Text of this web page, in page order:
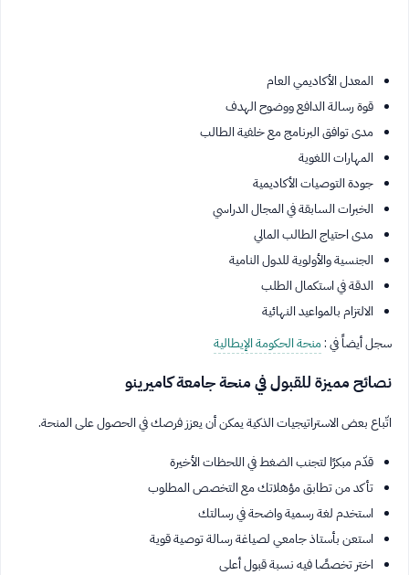
المعدل الأكاديمي العام
قوة رسالة الدافع ووضوح الهدف
مدى توافق البرنامج مع خلفية الطالب
المهارات اللغوية
جودة التوصيات الأكاديمية
الخبرات السابقة في المجال الدراسي
مدى احتياج الطالب المالي
الجنسية والأولوية للدول النامية
الدقة في استكمال الطلب
الالتزام بالمواعيد النهائية
سجل أيضاً في :منحة الحكومة الإيطالية
نصائح مميزة للقبول في منحة جامعة كاميرينو
اتّباع بعض الاستراتيجيات الذكية يمكن أن يعزز فرصك في الحصول على المنحة.
قدّم مبكرًا لتجنب الضغط في اللحظات الأخيرة
تأكد من تطابق مؤهلاتك مع التخصص المطلوب
استخدم لغة رسمية واضحة في رسالتك
استعن بأستاذ جامعي لصياغة رسالة توصية قوية
اختر تخصصًا فيه نسبة قبول أعلى